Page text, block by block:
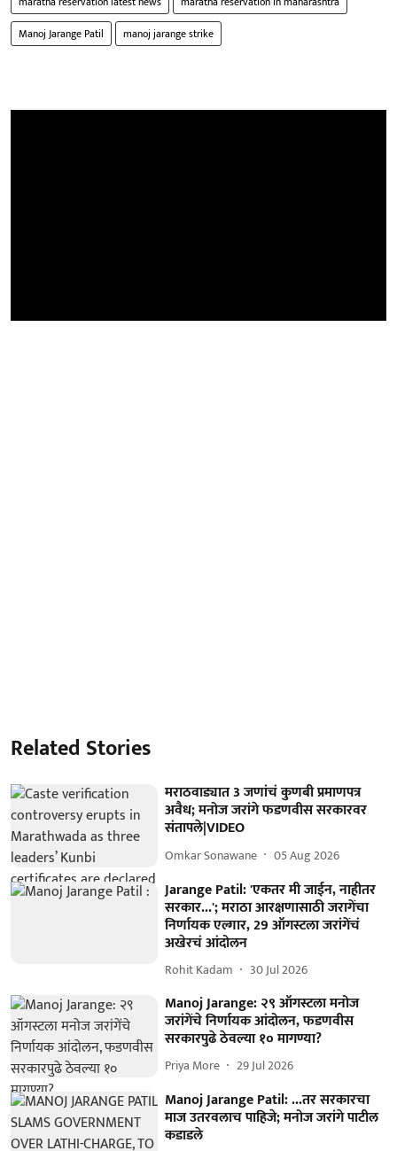
Manoj Jarange Patil
manoj jarange strike
Related Stories
मराठवाड्यात 3 जणांचं कुणबी प्रमाणपत्र
अवैध; मनोज जरांगे फडणवीस सरकारवर
संतापले|VIDEO
Omkar Sonawane 05 Aug 2026
Jarange Patil: 'एकतर मी जाईन, नाहीतर
सरकार...'; मराठा आरक्षणासाठी जरागेंचा
निर्णायक एल्गार, 29 ऑगस्टला जरांगेंचं
अखेरचं आंदोलन
Rohit Kadam 30 Jul 2026
Manoj Jarange: २९ ऑगस्टला मनोज
जरांगेंचे निर्णायक आंदोलन, फडणवीस
सरकारपुढे ठेवल्या १० मागण्या?
Priya More 29 Jul 2026
Manoj Jarange Patil: ...तर सरकारचा
माज उतरवलाच पाहिजे; मनोज जरांगे पाटील
कडाडले